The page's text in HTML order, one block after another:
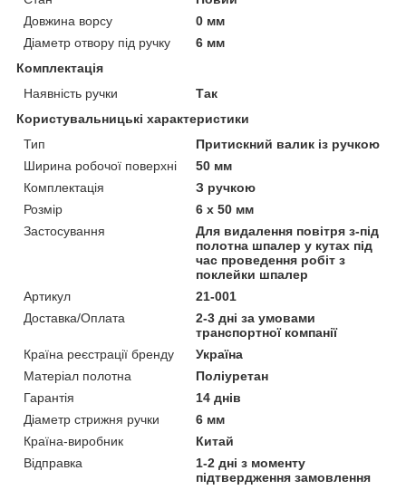
Довжина ворсу
0 мм
Діаметр отвору під ручку
6 мм
Комплектація
Наявність ручки
Так
Користувальницькі характеристики
Тип
Притискний валик із ручкою
Ширина робочої поверхні
50 мм
Комплектація
З ручкою
Розмір
6 х 50 мм
Застосування
Для видалення повітря з-під
полотна шпалер у кутах під
час проведення робіт з
поклейки шпалер
Артикул
21-001
Доставка/Оплата
2-3 дні за умовами
транспортної компанії
Країна реєстрації бренду
Україна
Матеріал полотна
Поліуретан
Гарантія
14 днів
Діаметр стрижня ручки
6 мм
Країна-виробник
Китай
Відправка
1-2 дні з моменту
підтвердження замовлення